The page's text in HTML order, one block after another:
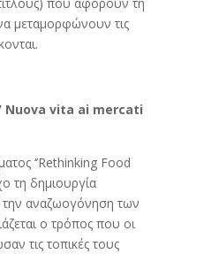
που αφορούν τη
μεταμορφώνουν τις
vita ai mercati
‘’Rethinking Food
τη δημιουργία
την αναζωογόνηση των
ο τρόπος που οι
τις τοπικές τους